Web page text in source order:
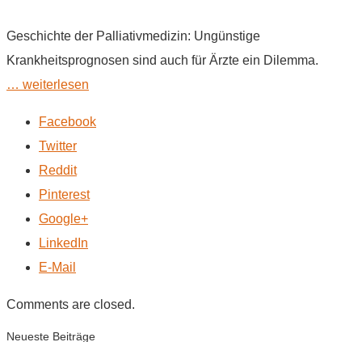
Geschichte der Palliativmedizin: Ungünstige
Krankheitsprognosen sind auch für Ärzte ein Dilemma.
… weiterlesen
Facebook
Twitter
Reddit
Pinterest
Google+
LinkedIn
E-Mail
Comments are closed.
Neueste Beiträge